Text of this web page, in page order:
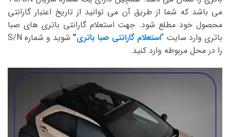
می باشد که شما از طریق آن می توانید از تاریخ اعتبار گارانتی
محصول خود مطلع شود. جهت استعلام گارانتی باتری های صبا
باتری وارد سایت “استعلام گارانتی صبا باتری”
شوید و شماره S/N
را در محل مربوطه وارد کنید.